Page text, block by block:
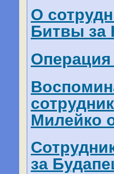
О
Битвы за
Операция
Милейко
за